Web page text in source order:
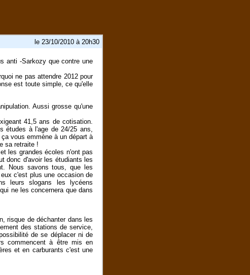
le 23/10/2010 à 20h30
anti -Sarkozy que contre une
ne pas attendre 2012 pour
est toute simple, ce qu'elle
Aussi grosse qu'une
41,5 ans de cotisation.
études à l'age de 24/25 ans,
vous emmène à un départ à
sa retraite !
les grandes écoles n'ont pas
donc d'avoir les étudiants les
Nous savons tous, que les
c'est plus une occasion de
leurs slogans les lycéens
ne les concernera que dans
risque de déchanter dans les
des stations de service,
de se déplacer ni de
commencent à être mis en
et en carburants c'est une